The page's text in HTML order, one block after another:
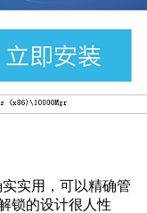
实用，可以精确管
锁的设计很人性